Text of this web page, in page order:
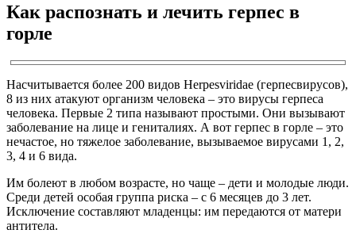
Как распознать и лечить герпес в
горле
Насчитывается более 200 видов Herpesviridae (герпесвирусов),
8 из них атакуют организм человека – это вирусы герпеса
человека. Первые 2 типа называют простыми. Они вызывают
заболевание на лице и гениталиях. А вот герпес в горле – это
нечастое, но тяжелое заболевание, вызываемое вирусами 1, 2,
3, 4 и 6 вида.
Им болеют в любом возрасте, но чаще – дети и молодые люди.
Среди детей особая группа риска – с 6 месяцев до 3 лет.
Исключение составляют младенцы: им передаются от матери
антитела.